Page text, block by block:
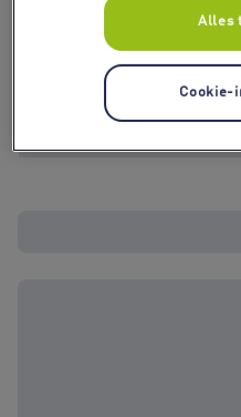
Alles
Cookie-